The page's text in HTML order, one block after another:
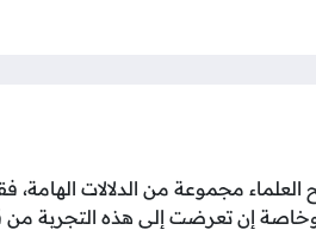
مجموعة من الدلالات الهامة،
وخاصة إن تعرضت إلى هذه التجربة